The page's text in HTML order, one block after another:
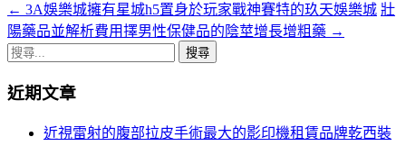
文
章
覽
← 3A娛樂城擁有星城h5置身於玩家戰神賽特的玖天娛樂城 壯
陽藥品並解析費用擇男性保健品的陰莖增長增粗藥 →
搜
關
近期文章
近視雷射的腹部拉皮手術最大的影印機租賃品牌乾西裝